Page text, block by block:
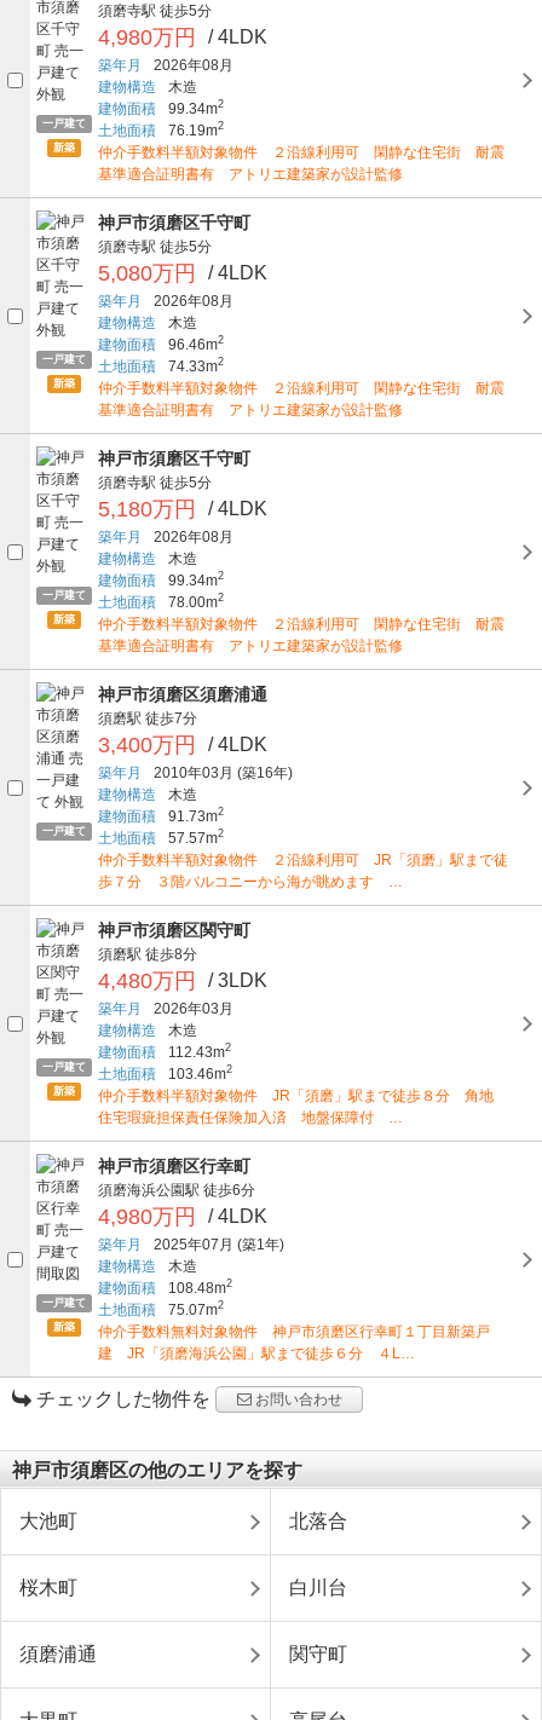
一戸建て
新築
須磨寺駅 徒歩5分
4,980万円 / 4LDK
築年月
2026年08月
建物構造
木造
建物面積
99.34m2
土地面積 76.19m2
仲介手数料半額対象物件 ２沿線利用可 閑静な住宅街 耐震
基準適合証明書有 アトリエ建築家が設計監修
一戸建て
新築
神戸市須磨区千守町
須磨寺駅 徒歩5分
5,080万円 / 4LDK
築年月
2026年08月
建物構造
木造
建物面積
96.46m2
土地面積 74.33m2
仲介手数料半額対象物件 ２沿線利用可 閑静な住宅街 耐震
基準適合証明書有 アトリエ建築家が設計監修
一戸建て
新築
神戸市須磨区千守町
須磨寺駅 徒歩5分
5,180万円 / 4LDK
築年月
2026年08月
建物構造
木造
建物面積
99.34m2
土地面積 78.00m2
仲介手数料半額対象物件 ２沿線利用可 閑静な住宅街 耐震
基準適合証明書有 アトリエ建築家が設計監修
一戸建て
神戸市須磨区須磨浦通
須磨駅 徒歩7分
3,400万円 / 4LDK
築年月 2010年03月 (築16年)
建物構造
木造
建物面積
91.73m2
土地面積 57.57m2
仲介手数料半額対象物件 ２沿線利用可 JR「須磨」駅まで徒
歩７分 ３階バルコニーから海が眺めます …
一戸建て
新築
神戸市須磨区関守町
須磨駅 徒歩8分
4,480万円 / 3LDK
築年月
2026年03月
建物構造
木造
建物面積
112.43m2
土地面積 103.46m2
仲介手数料半額対象物件 JR「須磨」駅まで徒歩８分 角地
住宅瑕疵担保責任保険加入済 地盤保障付 …
一戸建て
新築
神戸市須磨区行幸町
須磨海浜公園駅 徒歩6分
4,980万円 / 4LDK
築年月 2025年07月 (築1年)
建物構造
木造
建物面積
108.48m2
土地面積 75.07m2
仲介手数料無料対象物件 神戸市須磨区行幸町１丁目新築戸
建 JR「須磨海浜公園」駅まで徒歩６分 ４L…
チェックした物件を お問い合わせ
神戸市須磨区の他のエリアを探す
大池町 北落合
桜木町 白川台
須磨浦通 関守町